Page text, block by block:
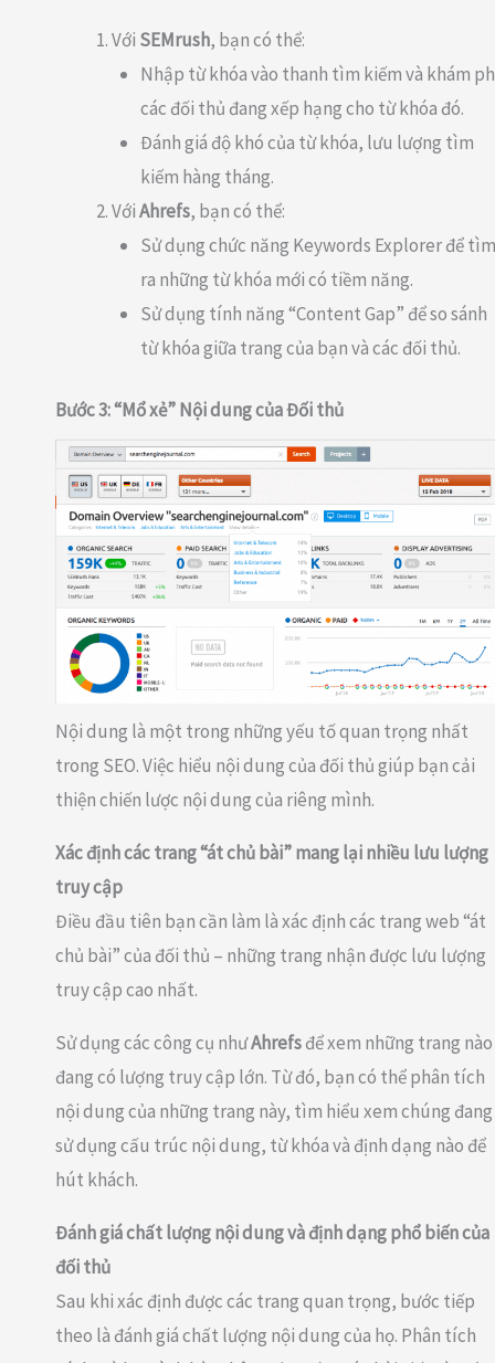
Với SEMrush, bạn có thể:
Nhập từ khóa vào thanh tìm kiếm và khám
các đối thủ đang xếp hạng cho từ khóa đó.
Đánh giá độ khó của từ khóa, lưu lượng tìm
kiếm hàng tháng.
VớiAhrefs, bạn có thể:
Sử dụng chức năng Keywords Explorer để tìm
ra những từ khóa mới có tiềm năng.
Sử dụng tính năng “Content Gap” để so sánh
từ khóa giữa trang của bạn và các đối thủ.
Bước 3: “Mổ xẻ” Nội dung của Đối thủ
Nội dung là một trong những yếu tố quan trọng nhất
trong SEO. Việc hiểu nội dung của đối thủ giúp bạn cải
thiện chiến lược nội dung của riêng mình.
Xác định các trang “át chủ bài” mang lại nhiều lưu lượng
truy cập
Điều đầu tiên bạn cần làm là xác định các trang web “át
chủ bài” của đối thủ – những trang nhận được lưu lượng
truy cập cao nhất.
Sử dụng các công cụ nhưAhrefsđể xem những trang nào
đang có lượng truy cập lớn. Từ đó, bạn có thể phân tích
nội dung của những trang này, tìm hiểu xem chúng đang
sử dụng cấu trúc nội dung, từ khóa và định dạng nào để
hút khách.
Đánh giá chất lượng nội dung và định dạng phổ biến của
đối thủ
Sau khi xác định được các trang quan trọng, bước tiếp
theo là đánh giá chất lượng nội dung của họ. Phân tích